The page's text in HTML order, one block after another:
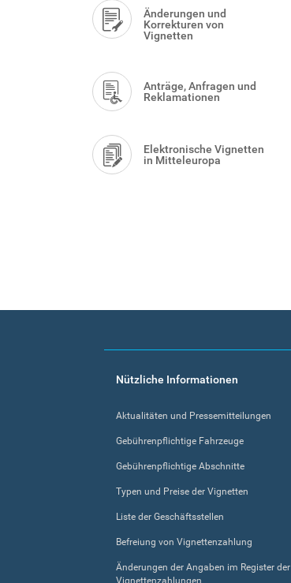
Änderungen und
Korrekturen von
Vignetten
Anträge, Anfragen und
Reklamationen
Elektronische Vignetten
in Mitteleuropa
FooterNützliche Informationen
Aktualitäten und Pressemitteilungen
Gebührenpflichtige Fahrzeuge
Gebührenpflichtige Abschnitte
Typen und Preise der Vignetten
Liste der Geschäftsstellen
Befreiung von Vignettenzahlung
Änderungen der Angaben im Register der
Vignettenzahlungen